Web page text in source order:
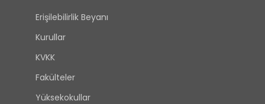
Erişilebilirlik Beyanı
Kurullar
KVKK
Fakülteler
Yüksekokullar